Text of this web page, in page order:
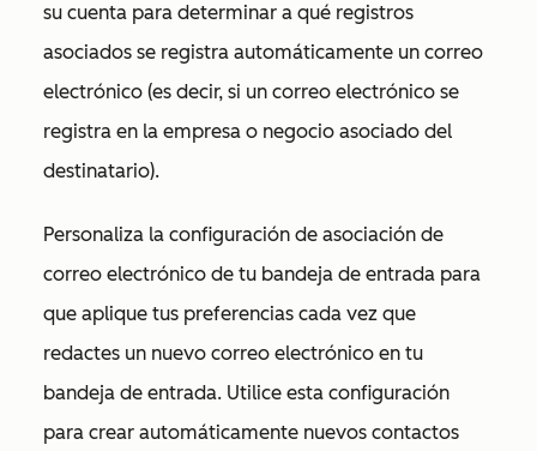
su cuenta para determinar a qué registros
asociados se registra automáticamente un correo
electrónico (es decir, si un correo electrónico se
registra en la empresa o negocio asociado del
destinatario).
Personaliza la configuración de asociación de
correo electrónico de tu bandeja de entrada para
que aplique tus preferencias cada vez que
redactes un nuevo correo electrónico en tu
bandeja de entrada. Utilice esta configuración
para crear automáticamente nuevos contactos